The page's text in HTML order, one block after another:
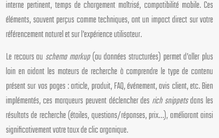
interne pertinent, temps de chargement maîtrisé, compatibilité mobile. Ces
éléments, souvent perçus comme techniques, ont un impact direct sur votre
référencement naturel et sur l’expérience utilisateur.
Le recours au schema markup(ou données structurées) permet d’aller plus
loin en aidant les moteurs de recherche à comprendre le type de contenu
présent sur vos pages : article, produit, FAQ, événement, avis client, etc. Bien
implémentés, ces marqueurs peuvent déclencher des rich snippetsdans les
résultats de recherche (étoiles, questions/réponses, prix…), améliorant ainsi
significativement votre taux de clic organique.